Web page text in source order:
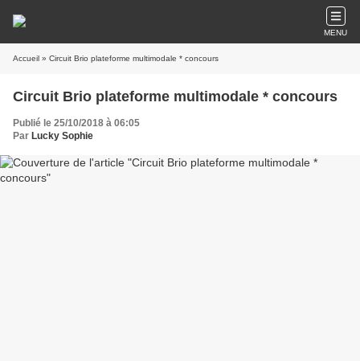
MENU
Accueil » Circuit Brio plateforme multimodale * concours
Circuit Brio plateforme multimodale * concours
Publié le 25/10/2018 à 06:05
Par Lucky Sophie